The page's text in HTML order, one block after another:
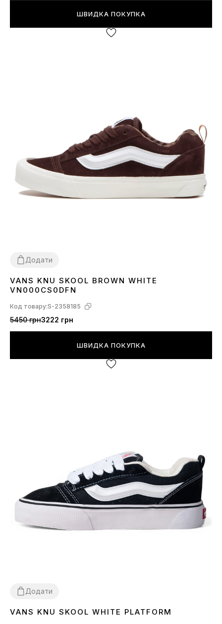
ШВИДКА ПОКУПКА
Додати
3637 3839 40 41
VANS KNU SKOOL BROWN WHITE
VN000CS0DFN
Код товару:S-2358185
5450 грн3222 грн
ШВИДКА ПОКУПКА
Додати
3637 3839 40 414243 44 45
VANS KNU SKOOL WHITE PLATFORM